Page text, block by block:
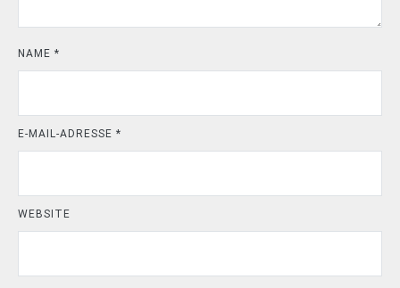
NAME *
E-MAIL-ADRESSE *
WEBSITE